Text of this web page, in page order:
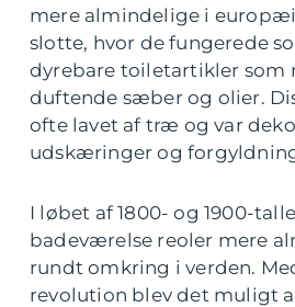
mere almindelige i
slotte, hvor de fungerede
dyrebare toiletartikler som
duftende sæber og olier.
ofte lavet af træ og var
udskæringer og
I løbet af 1800- og 1900-
badeværelse reoler mere
rundt omkring i verden.
revolution blev det muligt